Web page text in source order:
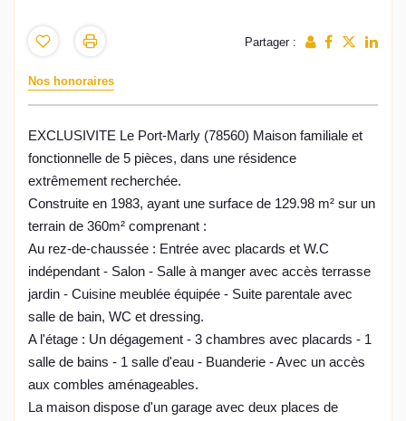
Partager :
Nos honoraires
EXCLUSIVITE Le Port-Marly (78560) Maison familiale et
fonctionnelle de 5 pièces, dans une résidence
extrêmement recherchée.
Construite en 1983, ayant une surface de 129.98 m² sur un
terrain de 360m² comprenant :
Au rez-de-chaussée : Entrée avec placards et W.C
indépendant - Salon - Salle à manger avec accès terrasse
jardin - Cuisine meublée équipée - Suite parentale avec
salle de bain, WC et dressing.
A l'étage : Un dégagement - 3 chambres avec placards - 1
salle de bains - 1 salle d'eau - Buanderie - Avec un accès
aux combles aménageables.
La maison dispose d'un garage avec deux places de